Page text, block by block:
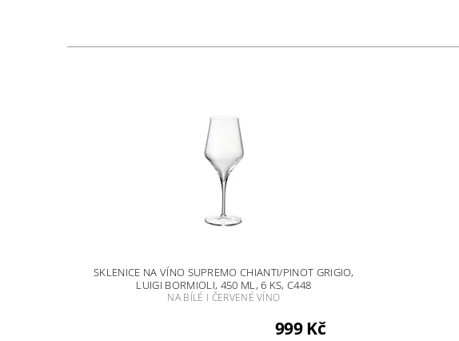
SKLENICE NA VÍNO SUPREMO CHIANTI/PINOT GRIGIO,
LUIGI BORMIOLI, 450 ML, 6 KS, C448
NA BÍLÉ I ČERVENÉ VÍNO
999 Kč